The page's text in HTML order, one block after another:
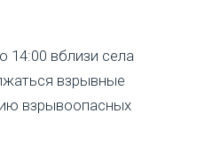
вблизи села
взрывные
взрывоопасных